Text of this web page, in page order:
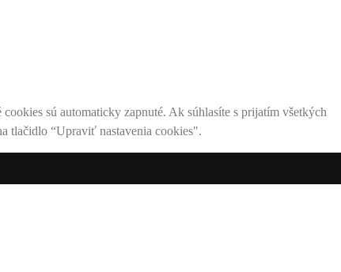
sú automaticky zapnuté. Ak súhlasíte s prijatím všetkých
tlačidlo “Upraviť nastavenia cookies".